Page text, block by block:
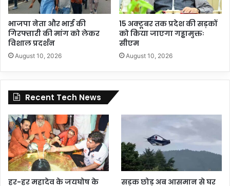
भाजपा नेता और भाई की
गिरफ्तारी की मांग को लेकर
विशाल प्रदर्शन
August 10, 2026
15 अक्टूबर तक प्रदेश की सड़कों
को किया जाएगा गड्ढामुक्तः
सीएम
August 10, 2026
Recent Tech News
हर-हर महादेव के जयघोष के
सड़क छोड़ अब आसमान से घर